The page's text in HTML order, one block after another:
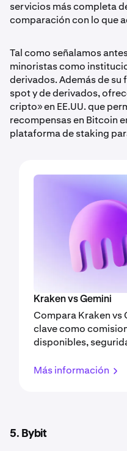
servicios más completa
comparación con lo que
Tal como señalamos
minoristas como
derivados. Además de
spot y de derivados,
cripto» en EE.UU. que
recompensas en Bitcoin
plataforma de staking
Kraken vs Gemini
Compara Kraken vs
clave como
disponibles,
Más información
5. Bybit